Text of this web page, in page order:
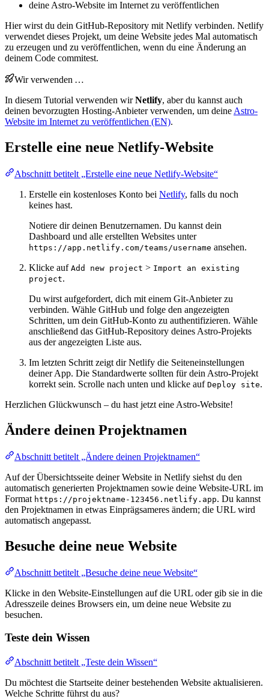
deine Astro-Website im Internet zu veröffentlichen
Hier wirst du dein GitHub-Repository mit Netlify verbinden. Netlify
verwendet dieses Projekt, um deine Website jedes Mal automatisch
zu erzeugen und zu veröffentlichen, wenn du eine Änderung an
deinem Code commitest.
Wir verwenden …
In diesem Tutorial verwenden wirNetlify, aber du kannst auch
deinen bevorzugten Hosting-Anbieter verwenden, um deine Astro-
Website im Internet zu veröffentlichen (EN).
Erstelle eine neue Netlify-Website
Abschnitt betitelt „Erstelle eine neue Netlify-Website“
Erstelle ein kostenloses Konto bei Netlify, falls du noch
keines hast.
Notiere dir deinen Benutzernamen. Du kannst dein
Dashboard und alle erstellten Websites unter
https://app.netlify.com/teams/username ansehen.
Klicke auf Add new project > Import an existing
project.
Du wirst aufgefordert, dich mit einem Git-Anbieter zu
verbinden. Wähle GitHub und folge den angezeigten
Schritten, um dein GitHub-Konto zu authentifizieren. Wähle
anschließend das GitHub-Repository deines Astro-Projekts
aus der angezeigten Liste aus.
Im letzten Schritt zeigt dir Netlify die Seiteneinstellungen
deiner App. Die Standardwerte sollten für dein Astro-Projekt
korrekt sein. Scrolle nach unten und klicke auf Deploy site.
Herzlichen Glückwunsch – du hast jetzt eine Astro-Website!
Ändere deinen Projektnamen
Abschnitt betitelt „Ändere deinen Projektnamen“
Auf der Übersichtsseite deiner Website in Netlify siehst du den
automatisch generierten Projektnamen sowie deine Website-URL im
Format https://projektname-123456.netlify.app. Du kannst
den Projektnamen in etwas Einprägsameres ändern; die URL wird
automatisch angepasst.
Besuche deine neue Website
Abschnitt betitelt „Besuche deine neue Website“
Klicke in den Website-Einstellungen auf die URL oder gib sie in die
Adresszeile deines Browsers ein, um deine neue Website zu
besuchen.
Teste dein Wissen
Abschnitt betitelt „Teste dein Wissen“
Du möchtest die Startseite deiner bestehenden Website aktualisieren.
Welche Schritte führst du aus?